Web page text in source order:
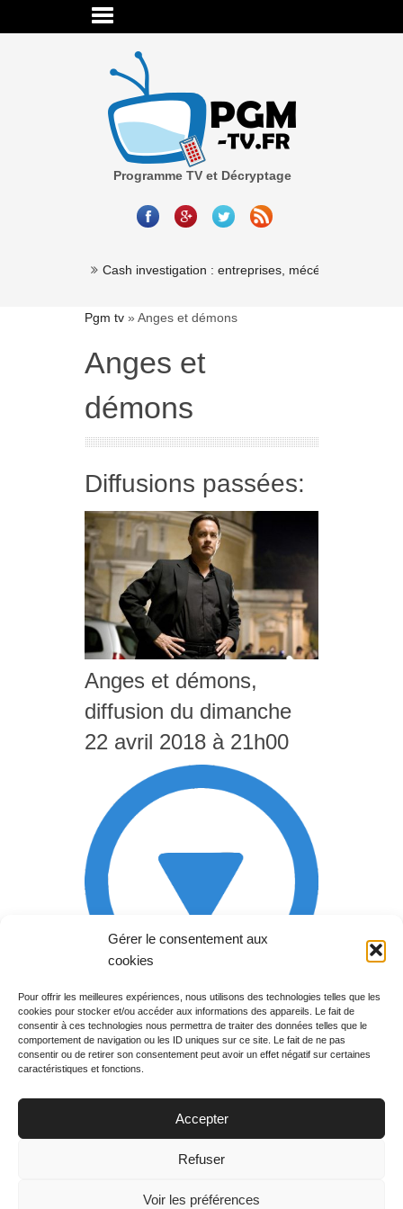
Gérer le consentement aux
cookies
Pour offrir les meilleures expériences, nous utilisons des technologies telles que les
cookies pour stocker et/ou accéder aux informations des appareils. Le fait de
consentir à ces technologies nous permettra de traiter des données telles que le
comportement de navigation ou les ID uniques sur ce site. Le fait de ne pas
consentir ou de retirer son consentement peut avoir un effet négatif sur certaines
caractéristiques et fonctions.
Accepter
Refuser
Voir les préférences
Programme TV et Décryptage
Cash investigation : entreprises, mécénat,
Pgm tv » Anges et démons
Anges et
démons
Diffusions passées:
Anges et démons,
diffusion du dimanche
22 avril 2018 à 21h00
Rechercher votre
programme
Votre soirée :